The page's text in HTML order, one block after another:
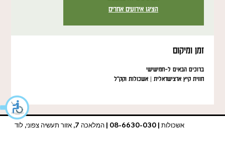
הציגו אירועים אחרים
זמן ומיקום
ברוכים הבאים ל-חמישישי
חווית קיץ ארצישראלית | אשכולות וקק"ל
אשכולות | 08-6630-030 | המלאכה 7, אזור תעשיה צפוני, לוד